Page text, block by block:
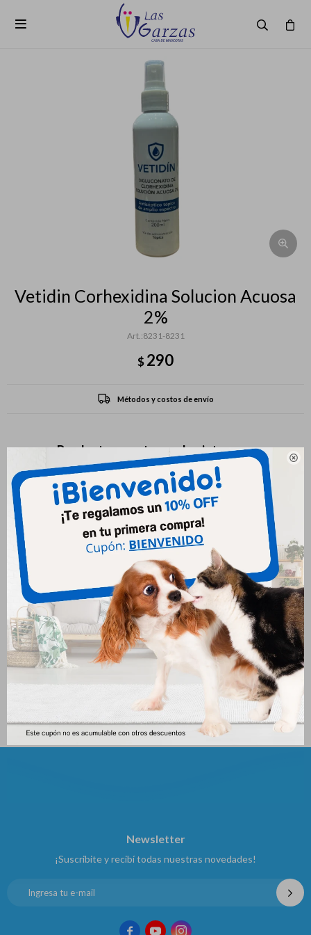


Vetidin Corhexidina Solucion Acuosa
2%
8231-8231
$290
Métodos y costos de envío
Productos que te pueden interesar
Griseofulvina Crema 15grs
Bactrovet Plata Am Aerosol X
250 Ml
378
Newsletter
¡Suscribite y recibí todas nuestras novedades!
  